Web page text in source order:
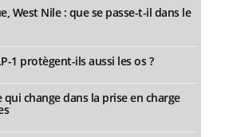
West Nile : que se passe-t-il dans le
1 protègent-ils aussi les os ?
change dans la prise en charge